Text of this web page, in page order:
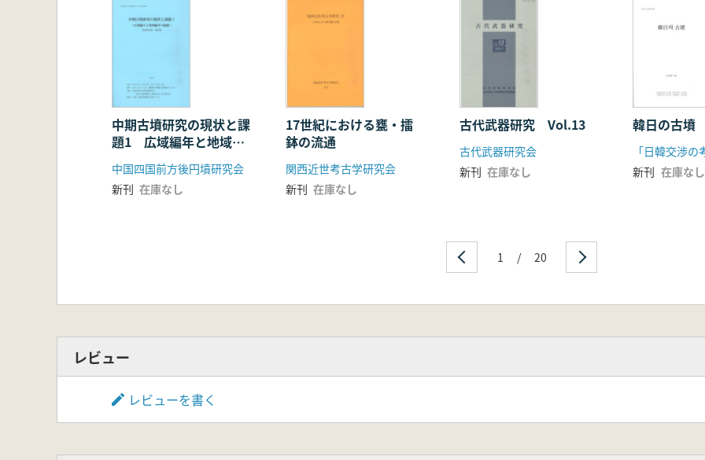
曹 斌 中国抽象芸術の成熟一西周青銅器紋様抽象化現象分析
動 向
中期古墳研究の現状と課
題1 広域編年と地域編
年の齟齬
中国四国前方後円墳研究会
新刊 在庫なし
17世紀における甕・擂
鉢の流通
関西近世考古学研究会
新刊 在庫なし
古代武器研究 Vol.13
古代武器研究会
新刊 在庫なし
韓日の古墳
新刊 在庫なし
1 / 20
レビュー
レビューを書く